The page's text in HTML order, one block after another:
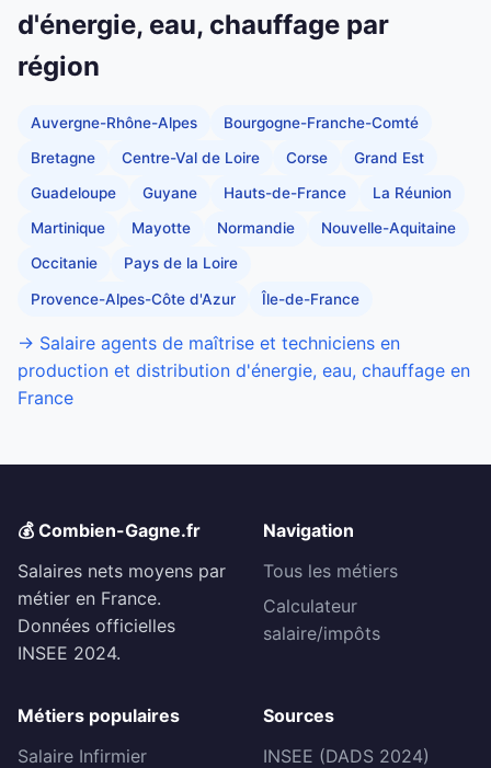
d'énergie, eau, chauffage par
région
Auvergne-Rhône-Alpes Bourgogne-Franche-Comté
Bretagne Centre-Val de Loire Corse Grand Est
Guadeloupe Guyane Hauts-de-France La Réunion
Martinique Mayotte Normandie Nouvelle-Aquitaine
Occitanie Pays de la Loire
Provence-Alpes-Côte d'Azur Île-de-France
→ Salaire agents de maîtrise et techniciens en
production et distribution d'énergie, eau, chauffage en
France
💰 Combien-Gagne.fr
Salaires nets moyens par
métier en France.
Données officielles
INSEE 2024.
Navigation
Tous les métiers
Calculateur
salaire/impôts
Métiers populaires
Salaire Infirmier
Sources
INSEE (DADS 2024)